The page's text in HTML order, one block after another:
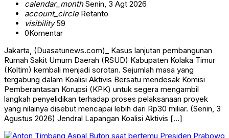
calendar_monthSenin, 3 Agt 2026
account_circleRetanto
visibility59
0Komentar
Jakarta, (Duasatunews.com)_ Kasus lanjutan pembangunan
Rumah Sakit Umum Daerah (RSUD) Kabupaten Kolaka Timur
(Koltim) kembali menjadi sorotan. Sejumlah masa yang
tergabung dalam Koalisi Aktivis Bersatu mendesak Komisi
Pemberantasan Korupsi (KPK) untuk segera mengambil
langkah penyelidikan terhadap proses pelaksanaan proyek
yang nilainya disebut mencapai lebih dari Rp30 miliar. (Senin, 3
Agustus 2026) Jendral Lapangan Koalisi Aktivis […]